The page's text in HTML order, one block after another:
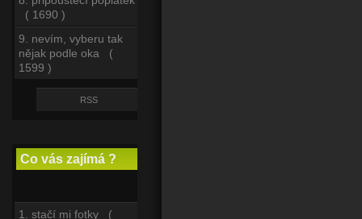
( 1690 )
9. nevím, vyberu tak
nějak podle oka (
1599 )
RSS
Co vás zajímá ?
1. stačí mi fotky (